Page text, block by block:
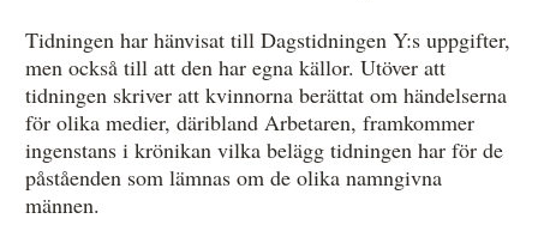
Tidningen har hänvisat till Dagstidningen Y:s uppgifter,
men också till att den har egna källor. Utöver att
tidningen skriver att kvinnorna berättat om händelserna
för olika medier, däribland Arbetaren, framkommer
ingenstans i krönikan vilka belägg tidningen har för de
påståenden som lämnas om de olika namngivna
männen.